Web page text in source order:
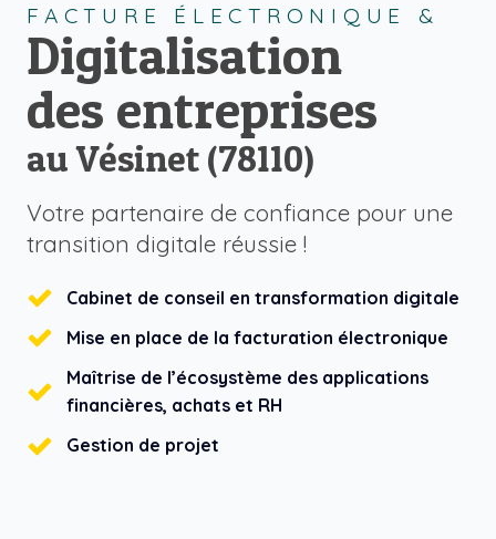
FACTURE ÉLECTRONIQUE &
Digitalisation
des entreprises
au Vésinet (78110)
Votre partenaire de confiance pour une
transition digitale réussie !
Cabinet de conseil en transformation digitale
Mise en place de la facturation électronique
Maîtrise de l’écosystème des applications
financières, achats et RH
Gestion de projet